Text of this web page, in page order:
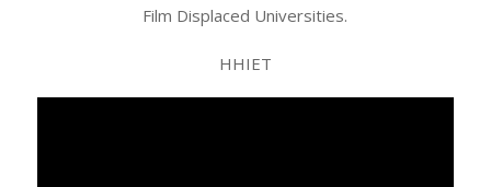
Film Displaced Universities.
ННІЕТ